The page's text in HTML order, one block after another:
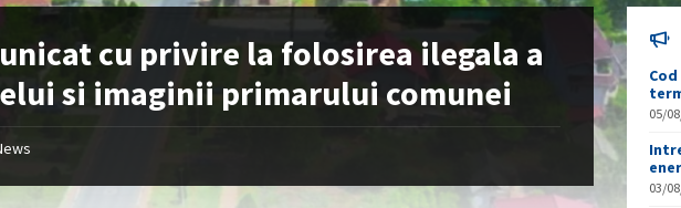
cu privire la folosirea ilegala a
si imaginii primarului comunei
05/
03/